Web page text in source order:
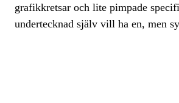
grafikkretsar och lite pimpade
undertecknad själv vill ha en, men